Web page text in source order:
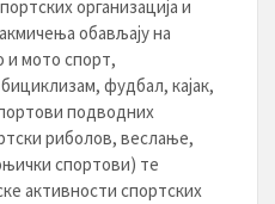
организација и
обављају на
и мото спорт,
фудбал, кајак,
подводних
риболов, веслање,
спортови) те
активности спортских